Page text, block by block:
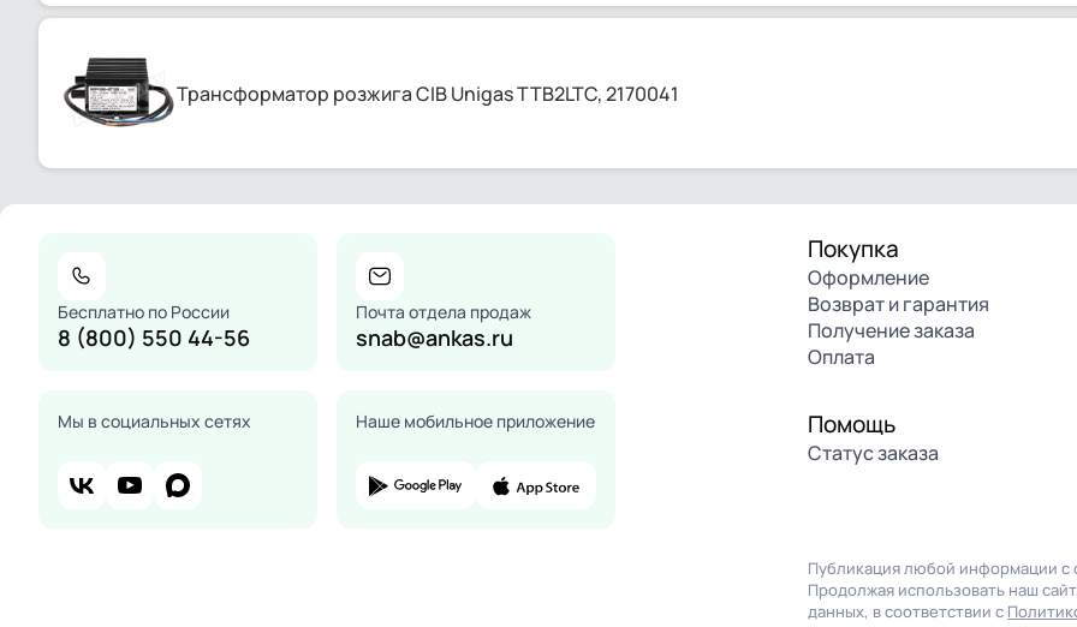
Трансформатор розжига CIB Unigas TTB2LTC, 2170041
Бесплатно по России
8 (800) 550 44-56
Почта отдела продаж
snab@ankas.ru
Мы в социальных сетях Наше мобильное приложение
Покупка
Оформление
Возврат и гарантия
Получение заказа
Оплата
Помощь
Статус заказа
Публикация любой информации с
Продолжая использовать наш
данных, в соответствии с